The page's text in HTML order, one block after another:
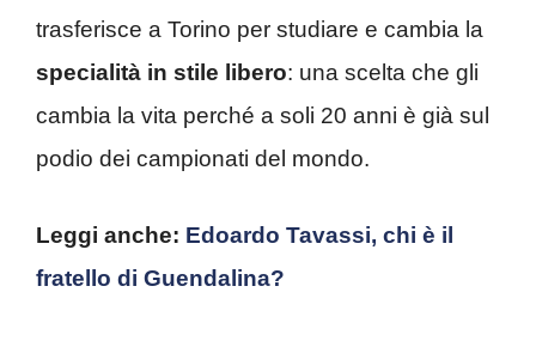
trasferisce a Torino per studiare e cambia la
specialità in stile libero: una scelta che gli
cambia la vita perché a soli 20 anni è già sul
podio dei campionati del mondo.
Leggi anche: Edoardo Tavassi, chi è il
fratello di Guendalina?